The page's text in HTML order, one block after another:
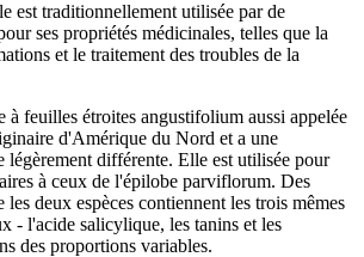
est traditionnellement utilisée par de
ses propriétés médicinales, telles que la
et le traitement des troubles de la
à feuilles étroites angustifolium aussi appelée
d'Amérique du Nord et a une
légèrement différente. Elle est utilisée pour
à ceux de l'épilobe parviflorum. Des
les deux espèces contiennent les trois mêmes
- l'acide salicylique, les tanins et les
des proportions variables.